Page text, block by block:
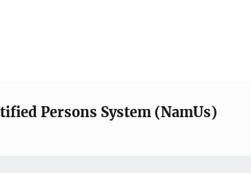
Persons System (NamUs)